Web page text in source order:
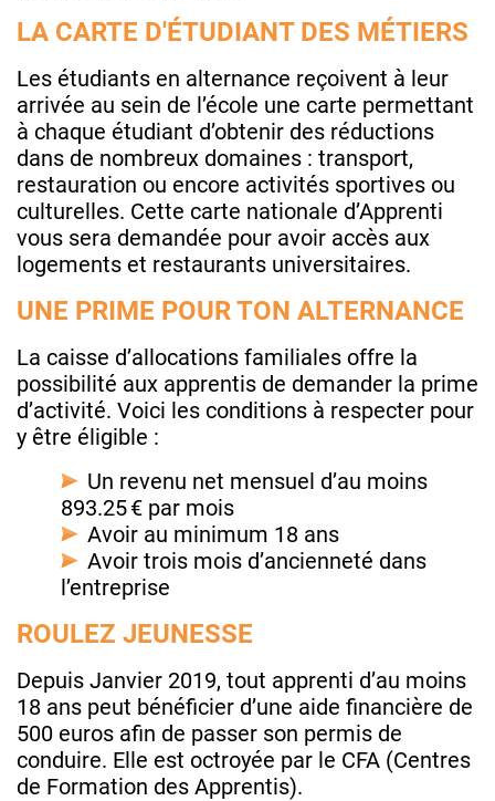
LA CARTE D'ÉTUDIANT DES MÉTIERS
Les étudiants en alternance reçoivent à leur
arrivée au sein de l’école une carte permettant
à chaque étudiant d’obtenir des réductions
dans de nombreux domaines : transport,
restauration ou encore activités sportives ou
culturelles. Cette carte nationale d’Apprenti
vous sera demandée pour avoir accès aux
logements et restaurants universitaires.
UNE PRIME POUR TON ALTERNANCE
La caisse d’allocations familiales offre la
possibilité aux apprentis de demander la prime
d’activité. Voici les conditions à respecter pour
y être éligible :
Un revenu net mensuel d’au moins
893.25 € par mois
Avoir au minimum 18 ans
Avoir trois mois d’ancienneté dans
l’entreprise
ROULEZ JEUNESSE
Depuis Janvier 2019, tout apprenti d’au moins
18 ans peut bénéficier d’une aide financière de
500 euros afin de passer son permis de
conduire. Elle est octroyée par le CFA (Centres
de Formation des Apprentis).